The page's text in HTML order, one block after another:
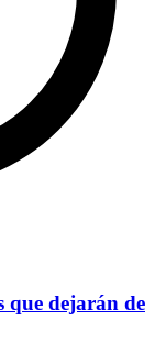
que dejarán de